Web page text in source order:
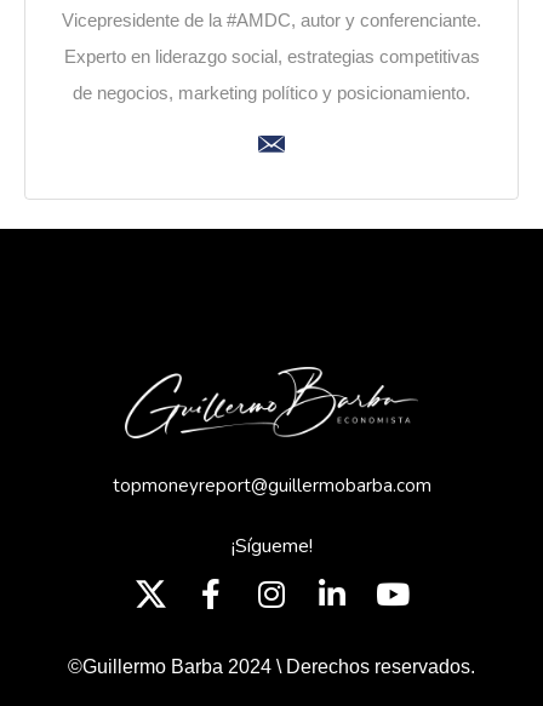
Vicepresidente de la #AMDC, autor y conferenciante.
Experto en liderazgo social, estrategias competitivas
de negocios, marketing político y posicionamiento.
topmoneyreport@guillermobarba.com
¡Sígueme!
©Guillermo Barba 2024 \ Derechos reservados.